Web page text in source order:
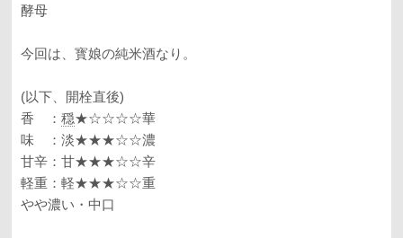
酵母
今回は、寳娘の純米酒なり。
(以下、開栓直後)
香 ：穏★☆☆☆☆華
味 ：淡★★★☆☆濃
甘辛：甘★★★☆☆辛
軽重：軽★★★☆☆重
やや濃い・中口